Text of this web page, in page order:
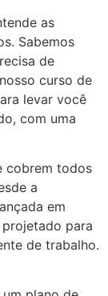
as
Sabemos
de
curso de
levar você
com uma
cobrem todos
a
em
para
de trabalho.